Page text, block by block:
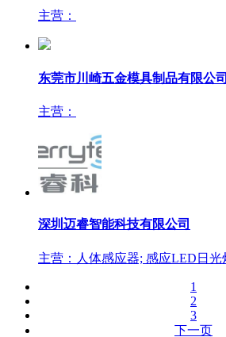
主营：
东莞市川崎五金模具制品有限公司
主营：
深圳迈睿智能科技有限公司
1
2
3
下一页